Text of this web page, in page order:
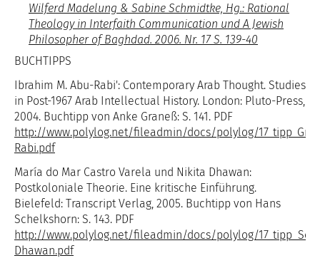
Wilferd Madelung & Sabine Schmidtke, Hg.: Rational
Theology in Interfaith Communication und A Jewish
Philosopher of Baghdad. 2006. Nr. 17 S. 139-40
BUCHTIPPS
Ibrahim M. Abu-Rabi': Contemporary Arab Thought. Studies
in Post-1967 Arab Intellectual History. London: Pluto-Press,
2004. Buchtipp von Anke Graneß: S. 141. PDF
http://www.polylog.net/fileadmin/docs/polylog/
Rabi.pdf
María do Mar Castro Varela und Nikita Dhawan:
Postkoloniale Theorie. Eine kritische Einführung.
Bielefeld: Transcript Verlag, 2005. Buchtipp von Hans
Schelkshorn: S. 143. PDF
http://www.polylog.net/fileadmin/docs/polylog/
Dhawan.pdf